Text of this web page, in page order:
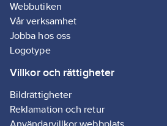
Webbutiken
Vår verksamhet
Jobba hos oss
Logotype
Villkor och rättigheter
Bildrättigheter
Reklamation och retur